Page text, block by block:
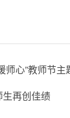
师心”教师节主
再创佳绩